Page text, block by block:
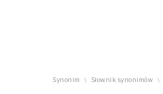
Synonim \ Słownik synonimów \